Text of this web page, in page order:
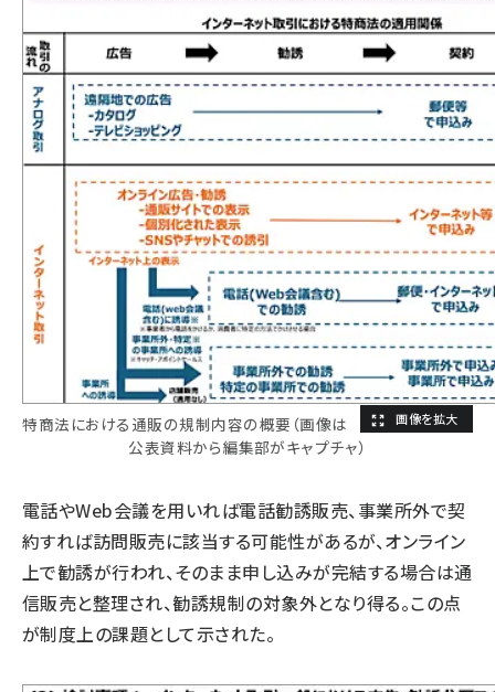
特商法における通販の規制内容の概要（画像は
公表資料から編集部がキャプチャ）
電話やWeb会議を用いれば電話勧誘販売、事業所外で契
約すれば訪問販売に該当する可能性があるが、オンライン
上で勧誘が行われ、そのまま申し込みが完結する場合は通
信販売と整理され、勧誘規制の対象外となり得る。この点
が制度上の課題として示された。